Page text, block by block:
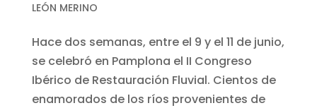
LEÓN MERINO
Hace dos semanas, entre el 9 y el 11 de junio,
se celebró en Pamplona el II Congreso
Ibérico de Restauración Fluvial. Cientos de
enamorados de los ríos provenientes de